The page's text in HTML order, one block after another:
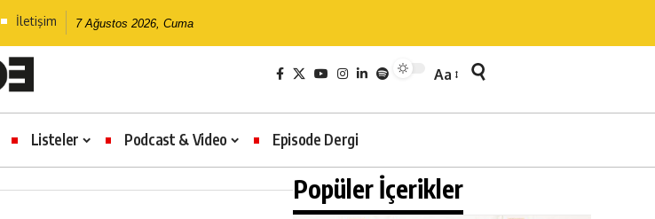
İletişim 7 Ağustos 2026, Cuma
Aa
Listeler Podcast & Video Episode Dergi
Popüler İçerikler